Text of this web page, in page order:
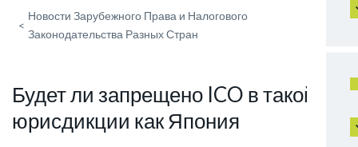
<
Новости Зарубежного Права и Налогового
Законодательства Разных Стран
Будет ли запрещено ICO в такой
юрисдикции как Япония